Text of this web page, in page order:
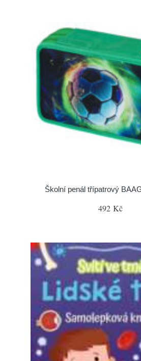
Školní penál třípatrový
492 Kč